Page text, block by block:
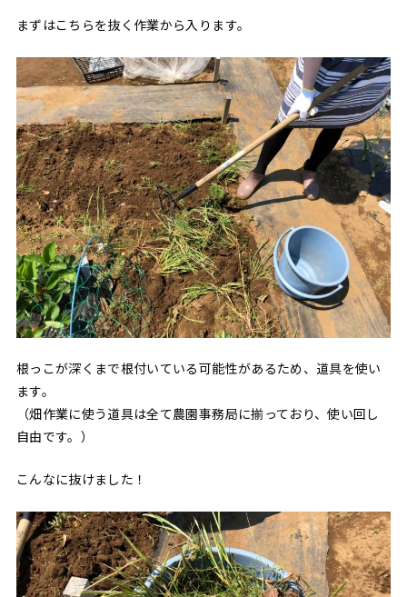
まずはこちらを抜く作業から入ります。
根っこが深くまで根付いている可能性があるため、道具を使い
ます。
（畑作業に使う道具は全て農園事務局に揃っており、使い回し
自由です。）
こんなに抜けました！